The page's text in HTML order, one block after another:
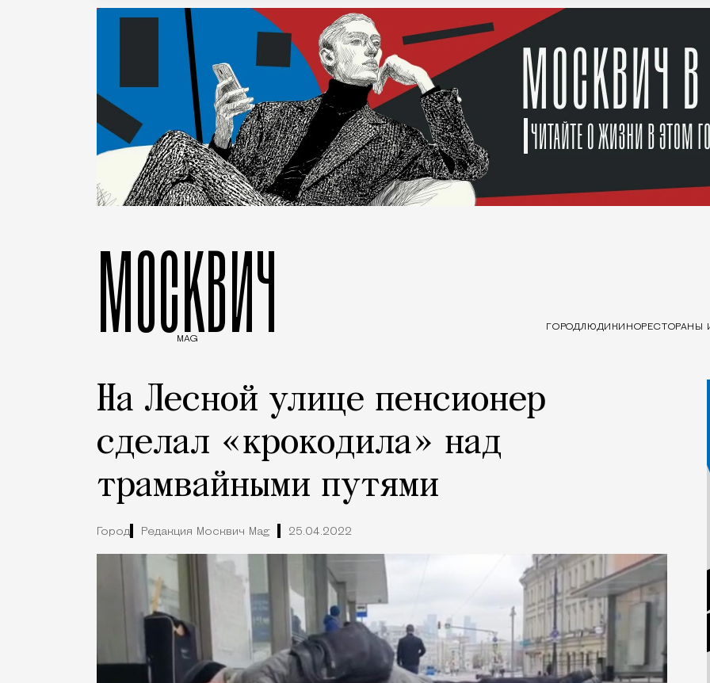
МОСКВИЧ
MAG
ГОРОДЛЮДИ КИНОРЕСТОРАНЫ
На Лесной улице пенсионер
сделал «крокодила» над
трамвайными путями
Город Редакция Москвич Mag 25.04.2022